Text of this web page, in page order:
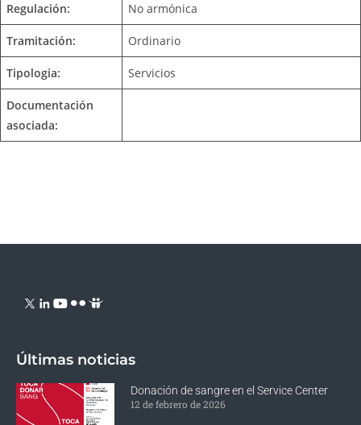
Regulación: No armónica
Tramitación: Ordinario
Tipologia: Servicios
Documentación
asociada:
Últimas noticias
Donación de sangre en el Service Center
12 de febrero de 2026